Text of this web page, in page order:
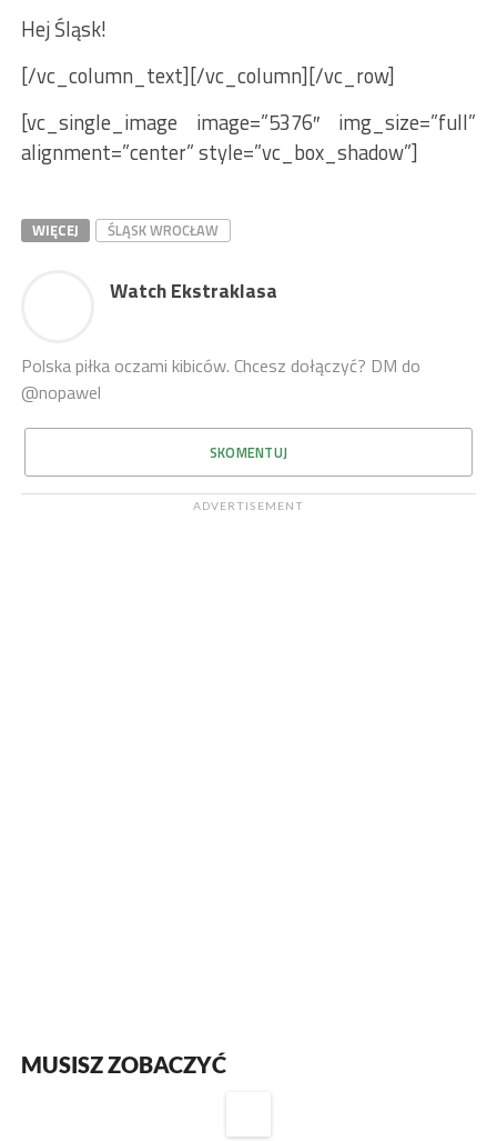
Hej Śląsk!
[/vc_column_text][/vc_column][/vc_row]
[vc_single_image image=”5376″ img_size=”full”
alignment=”center” style=”vc_box_shadow”]
WIĘCEJ ŚLĄSK WROCŁAW
Watch Ekstraklasa
Polska piłka oczami kibiców. Chcesz dołączyć? DM do
@nopawel
SKOMENTUJ
ADVERTISEMENT
MUSISZ ZOBACZYĆ